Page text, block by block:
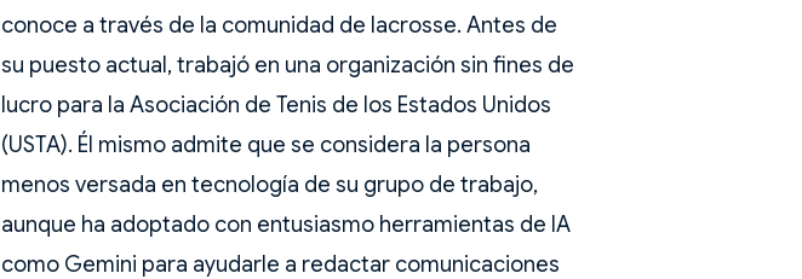
conoce a través de la comunidad de lacrosse. Antes de
su puesto actual, trabajó en una organización sin fines de
lucro para la Asociación de Tenis de los Estados Unidos
(USTA). Él mismo admite que se considera la persona
menos versada en tecnología de su grupo de trabajo,
aunque ha adoptado con entusiasmo herramientas de IA
como Gemini para ayudarle a redactar comunicaciones